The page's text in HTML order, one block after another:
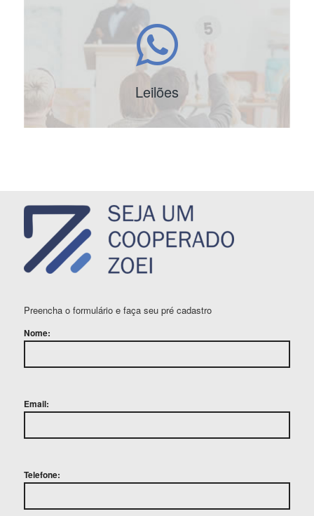
Leilões
Preencha o formulário e faça seu pré cadastro
Nome:
Email:
Telefone: